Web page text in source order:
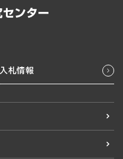
入札情報